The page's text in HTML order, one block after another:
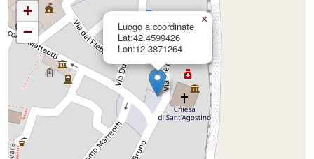
Luogo a coordinate
Lat:42.4599426
Lon:12.3871264
×
+
−